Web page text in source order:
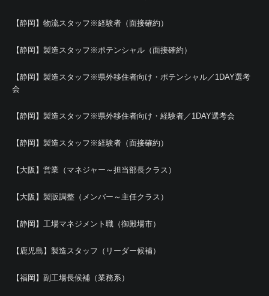
【静岡】物流スタッフ※経験者（面接確約）
【静岡】製造スタッフ※ポテンシャル（面接確約）
【静岡】製造スタッフ※県外移住者向け・ポテンシャル／1DAY選考
会
【静岡】製造スタッフ※県外移住者向け・経験者／1DAY選考会
【静岡】製造スタッフ※経験者（面接確約）
【大阪】営業（マネジャー～担当部長クラス）
【大阪】製販調整（メンバー～主任クラス）
【静岡】工場マネジメント職（御殿場市）
【鹿児島】製造スタッフ（リーダー候補）
【福岡】副工場長候補（業務系）